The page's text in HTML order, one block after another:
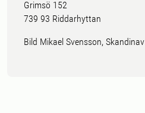
Grimsö 152
739 93 Riddarhyttan
Bild Mikael Svensson, Skandinav